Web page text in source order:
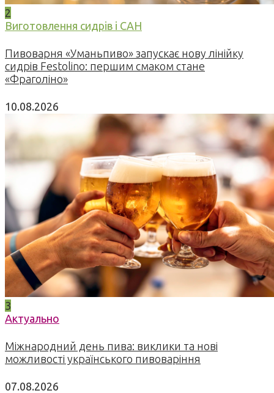
2
Виготовлення сидрів і САН
Пивоварня «Уманьпиво» запускає нову лінійку
сидрів Festolino: першим смаком стане
«Фраголіно»
10.08.2026
3
Актуально
Міжнародний день пива: виклики та нові
можливості українського пивоваріння
07.08.2026